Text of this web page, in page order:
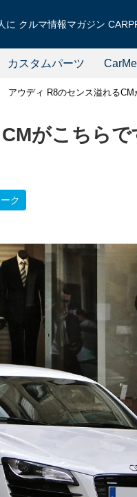
に クルマ情報マガジン
カスタムパーツ
アウディ R8のセンス溢れるCM
がこちらで
ク